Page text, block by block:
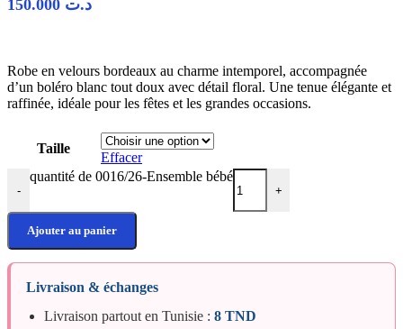
د.ت
Robe en velours bordeaux au charme intemporel, accompagnée
d’un boléro blanc tout doux avec détail floral. Une tenue élégante et
raffinée, idéale pour les fêtes et les grandes occasions.
Taille
Effacer
-
quantité de 0016/26-Ensemble bébé
+
Ajouter au panier
Livraison & échanges
Livraison partout en Tunisie : 8 TND